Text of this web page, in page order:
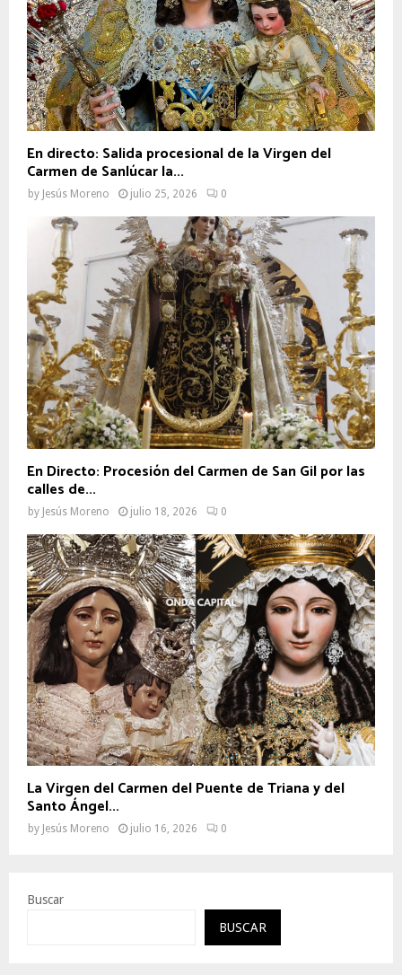
En directo: Salida procesional de la Virgen del
Carmen de Sanlúcar la...
by Jesús Moreno julio 25, 2026 0
En Directo: Procesión del Carmen de San Gil por las
calles de...
by Jesús Moreno julio 18, 2026 0
La Virgen del Carmen del Puente de Triana y del
Santo Ángel...
by Jesús Moreno julio 16, 2026 0
Buscar
BUSCAR